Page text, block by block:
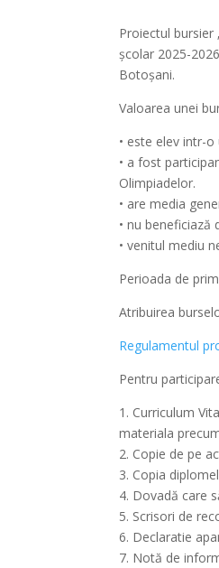
Proiectul
școlar 2025-
Botoșani.
Valoarea unei
• este elev intr-
• a fost
Olimpiadelor.
• are media
• nu beneficiază
• venitul mediu
Perioada de
Atribuirea
Regulamentul
Pentru
1. Curriculum
materiala
2. Copie de pe
3. Copia
4. Dovadă care
5. Scrisori de
6. Declaratie
7. Notă de